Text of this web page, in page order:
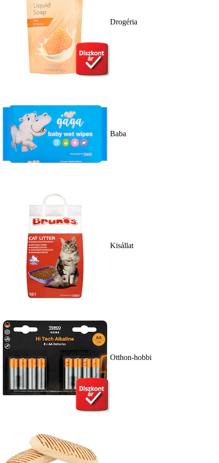
Drogéria
Baba
Kisállat
Otthon-hobbi